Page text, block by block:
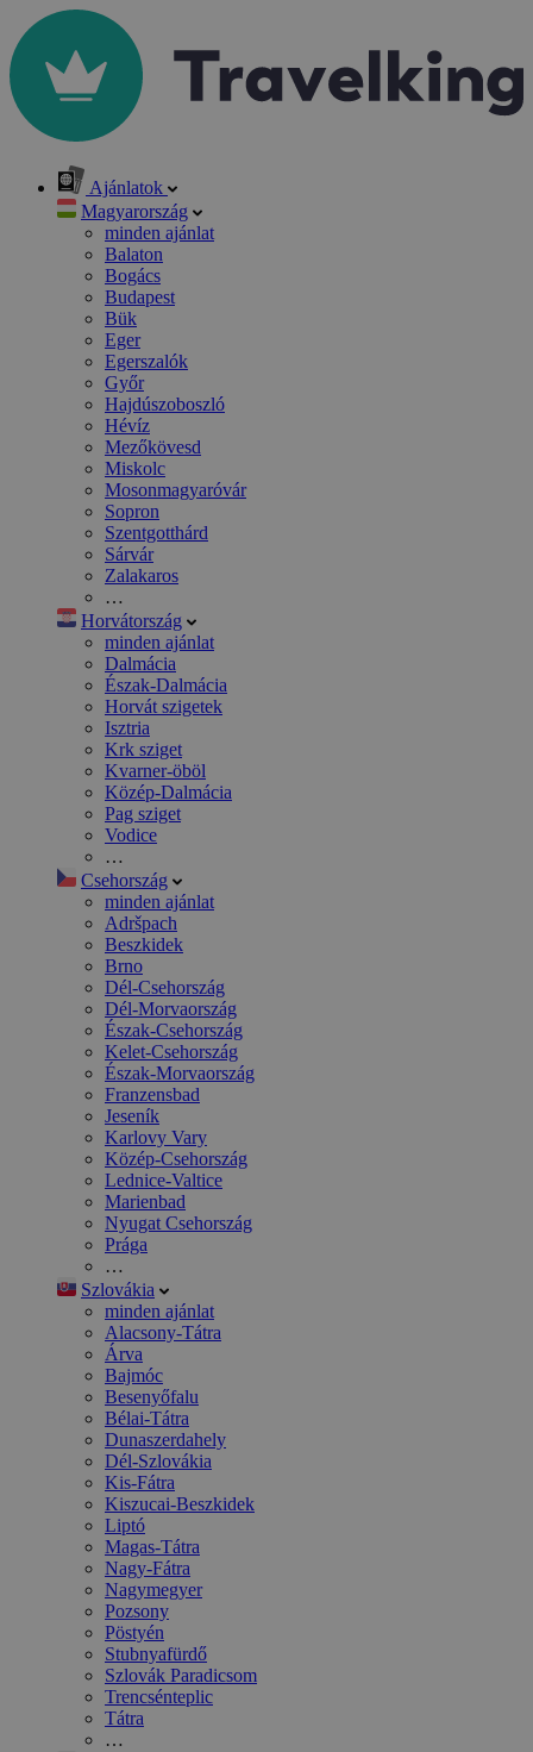
Ajánlatok
Magyarország
minden ajánlat
Balaton
Bogács
Budapest
Bük
Eger
Egerszalók
Győr
Hajdúszoboszló
Hévíz
Mezőkövesd
Miskolc
Mosonmagyaróvár
Sopron
Szentgotthárd
Sárvár
Zalakaros
…
Horvátország
minden ajánlat
Dalmácia
Észak-Dalmácia
Horvát szigetek
Isztria
Krk sziget
Kvarner-öböl
Közép-Dalmácia
Pag sziget
Vodice
…
Csehország
minden ajánlat
Adršpach
Beszkidek
Brno
Dél-Csehország
Dél-Morvaország
Észak-Csehország
Kelet-Csehország
Észak-Morvaország
Franzensbad
Jeseník
Karlovy Vary
Közép-Csehország
Lednice-Valtice
Marienbad
Nyugat Csehország
Prága
…
Szlovákia
minden ajánlat
Alacsony-Tátra
Árva
Bajmóc
Besenyőfalu
Bélai-Tátra
Dunaszerdahely
Dél-Szlovákia
Kis-Fátra
Kiszucai-Beszkidek
Liptó
Magas-Tátra
Nagy-Fátra
Nagymegyer
Pozsony
Pöstyén
Stubnyafürdő
Szlovák Paradicsom
Trencsénteplic
Tátra
…